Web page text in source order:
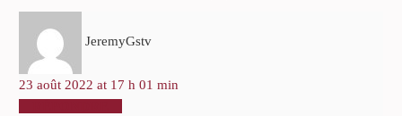
JeremyGstv
23 août 2022 at 17 h 01 min